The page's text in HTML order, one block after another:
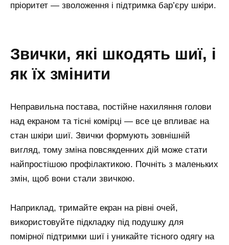
пріоритет — зволоження і підтримка бар’єру шкіри.
звички, які шкодять шиї, і
як їх змінити
Неправильна постава, постійне нахиляння голови
над екраном та тісні комірці — все це впливає на
стан шкіри шиї. Звички формують зовнішній
вигляд, тому зміна повсякденних дій може стати
найпростішою профілактикою. Почніть з маленьких
змін, щоб вони стали звичкою.
Наприклад, тримайте екран на рівні очей,
використовуйте підкладку під подушку для
помірної підтримки шиї і уникайте тісного одягу на